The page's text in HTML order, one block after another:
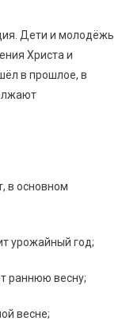
Дети и молодёжь
Христа и
в прошлое, в
в основном
урожайный год;
раннюю весну;
весне;